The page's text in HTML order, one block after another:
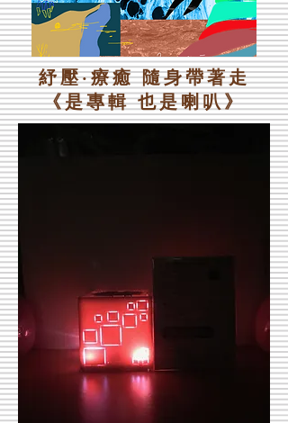
紓壓·療癒 隨身帶著走
《是專輯 也是喇叭》